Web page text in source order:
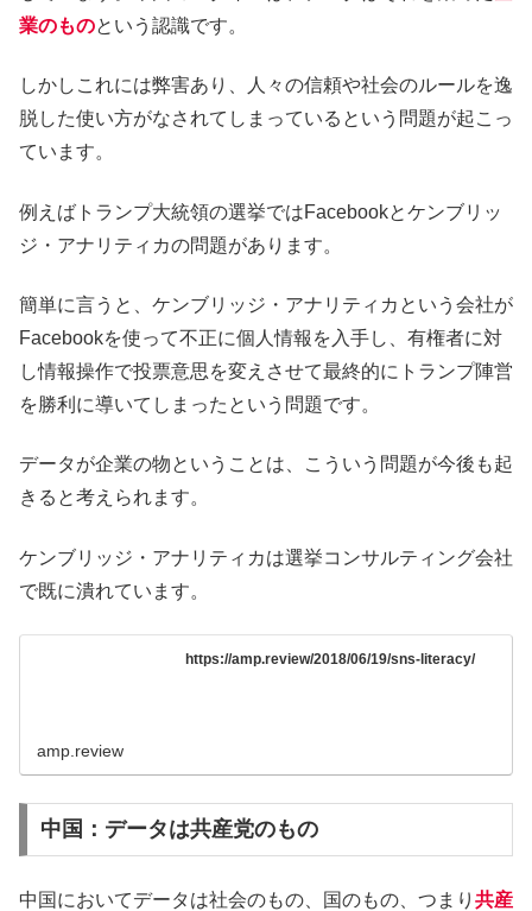
業のものという認識です。
しかしこれには弊害あり、人々の信頼や社会のルールを逸
脱した使い方がなされてしまっているという問題が起こっ
ています。
例えばトランプ大統領の選挙ではFacebookとケンブリッ
ジ・アナリティカの問題があります。
簡単に言うと、ケンブリッジ・アナリティカという会社が
Facebookを使って不正に個人情報を入手し、有権者に対
し情報操作で投票意思を変えさせて最終的にトランプ陣営
を勝利に導いてしまったという問題です。
データが企業の物ということは、こういう問題が今後も起
きると考えられます。
ケンブリッジ・アナリティカは選挙コンサルティング会社
で既に潰れています。
https://amp.review/2018/06/19/sns-literacy/
amp.review
中国：データは共産党のもの
中国においてデータは社会のもの、国のもの、つまり 共産